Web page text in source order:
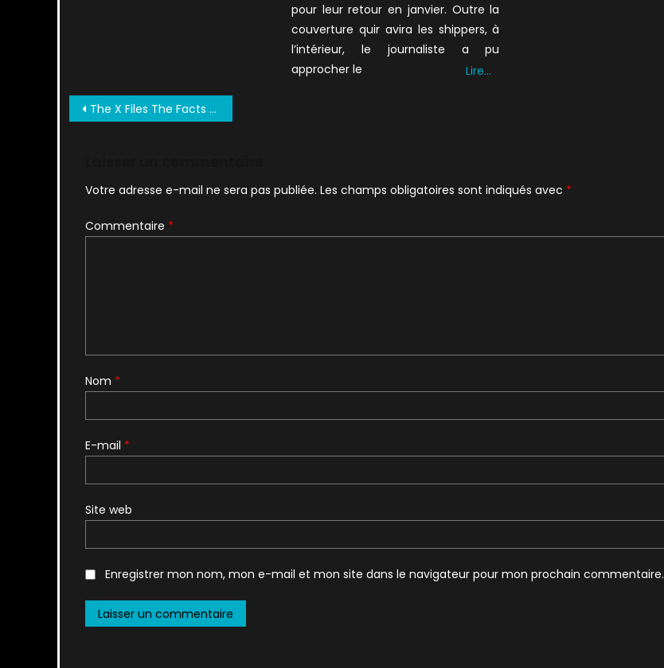
pour leur retour en janvier. Outre la
couverture quir avira les shippers, à
l’intérieur, le journaliste a pu
approcher le
Lire…
Navigation
The X Files The Facts The Fantasy The Future 1998 0019
Votre adresse e-mail ne sera pas publiée. Les champs obligatoires sont indiqués avec *
Commentaire *
Nom *
E-mail *
Site web
Enregistrer mon nom, mon e-mail et mon site dans le navigateur pour mon prochain commentaire.